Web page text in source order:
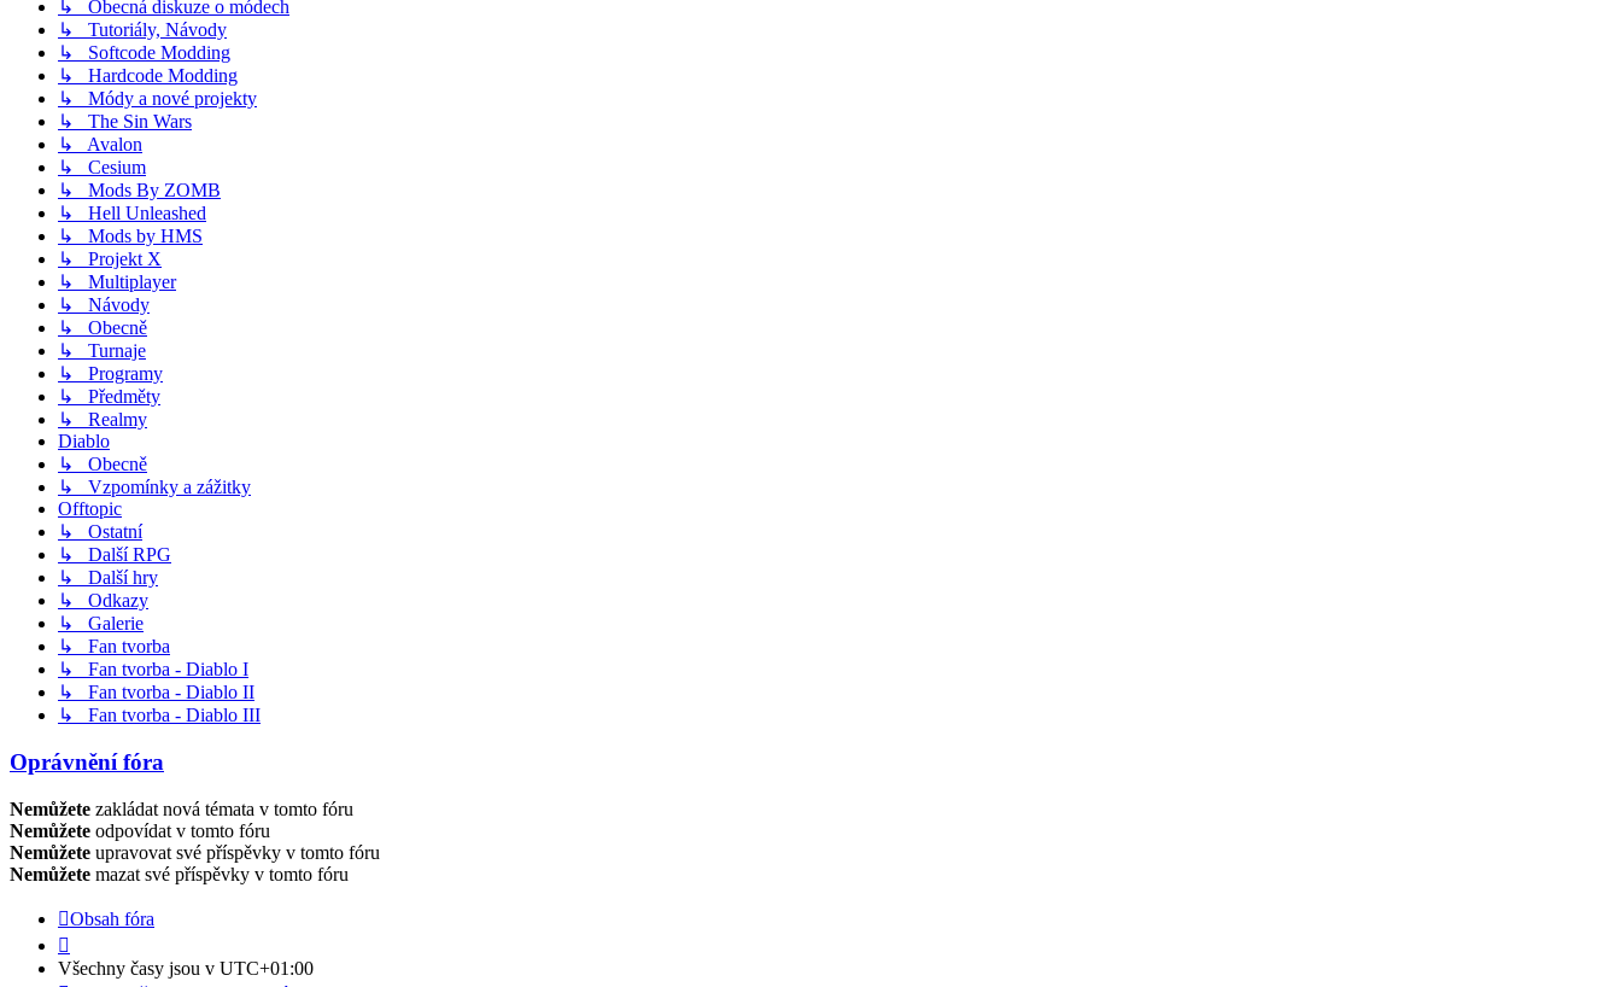
↳ Obecná diskuze o módech
↳ Tutoriály, Návody
↳ Softcode Modding
↳ Hardcode Modding
↳ Módy a nové projekty
↳ The Sin Wars
↳ Avalon
↳ Cesium
↳ Mods By ZOMB
↳ Hell Unleashed
↳ Mods by HMS
↳ Projekt X
↳ Multiplayer
↳ Návody
↳ Obecně
↳ Turnaje
↳ Programy
↳ Předměty
↳ Realmy
Diablo
↳ Obecně
↳ Vzpomínky a zážitky
Offtopic
↳ Ostatní
↳ Další RPG
↳ Další hry
↳ Odkazy
↳ Galerie
↳ Fan tvorba
↳ Fan tvorba - Diablo I
↳ Fan tvorba - Diablo II
↳ Fan tvorba - Diablo III
Oprávnění fóra
Nemůžete zakládat nová témata v tomto fóru
Nemůžete odpovídat v tomto fóru
Nemůžete upravovat své příspěvky v tomto fóru
Nemůžete mazat své příspěvky v tomto fóru
Obsah fóra
Všechny časy jsou v UTC+01:00